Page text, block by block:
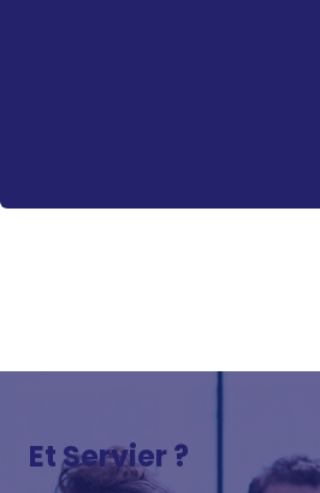
Et Servier ?